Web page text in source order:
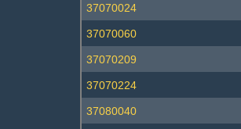
37070024
37070060
37070209
37070224
37080040